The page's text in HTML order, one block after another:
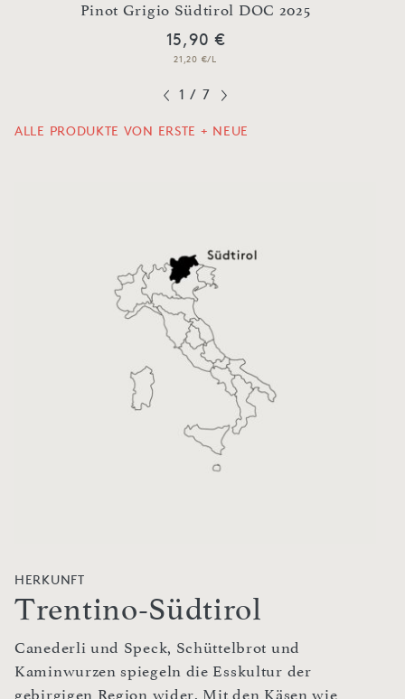
Pinot Grigio Südtirol DOC 2025
15,90 €
21,20 €/L
1 / 7
ALLE PRODUKTE VON ERSTE + NEUE
HERKUNFT
Trentino-Südtirol
Canederli und Speck, Schüttelbrot und
Kaminwurzen spiegeln die Esskultur der
gebirgigen Region wider. Mit den Käsen wie